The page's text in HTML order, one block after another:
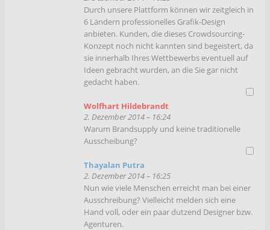
Durch unsere Plattform können wir zeitgleich in
6 Ländern professionelles Grafik-Design
anbieten. Kunden, die dieses Crowdsourcing-
Konzept noch nicht kannten sind begeistert, da
sie innerhalb Ihres Wettbewerbs eventuell auf
Ideen gebracht wurden, an die Sie gar nicht
gedacht haben.
Wolfhart Hildebrandt
2. Dezember 2014 – 16:24
Warum Brandsupply und keine traditionelle
Ausscheibung?
Thayalan Putra
2. Dezember 2014 – 16:25
Nun wie viele Menschen erreicht man bei einer
Ausschreibung? Vielleicht melden sich eine
Hand voll, oder ein paar dutzend Designer bzw.
Agenturen.